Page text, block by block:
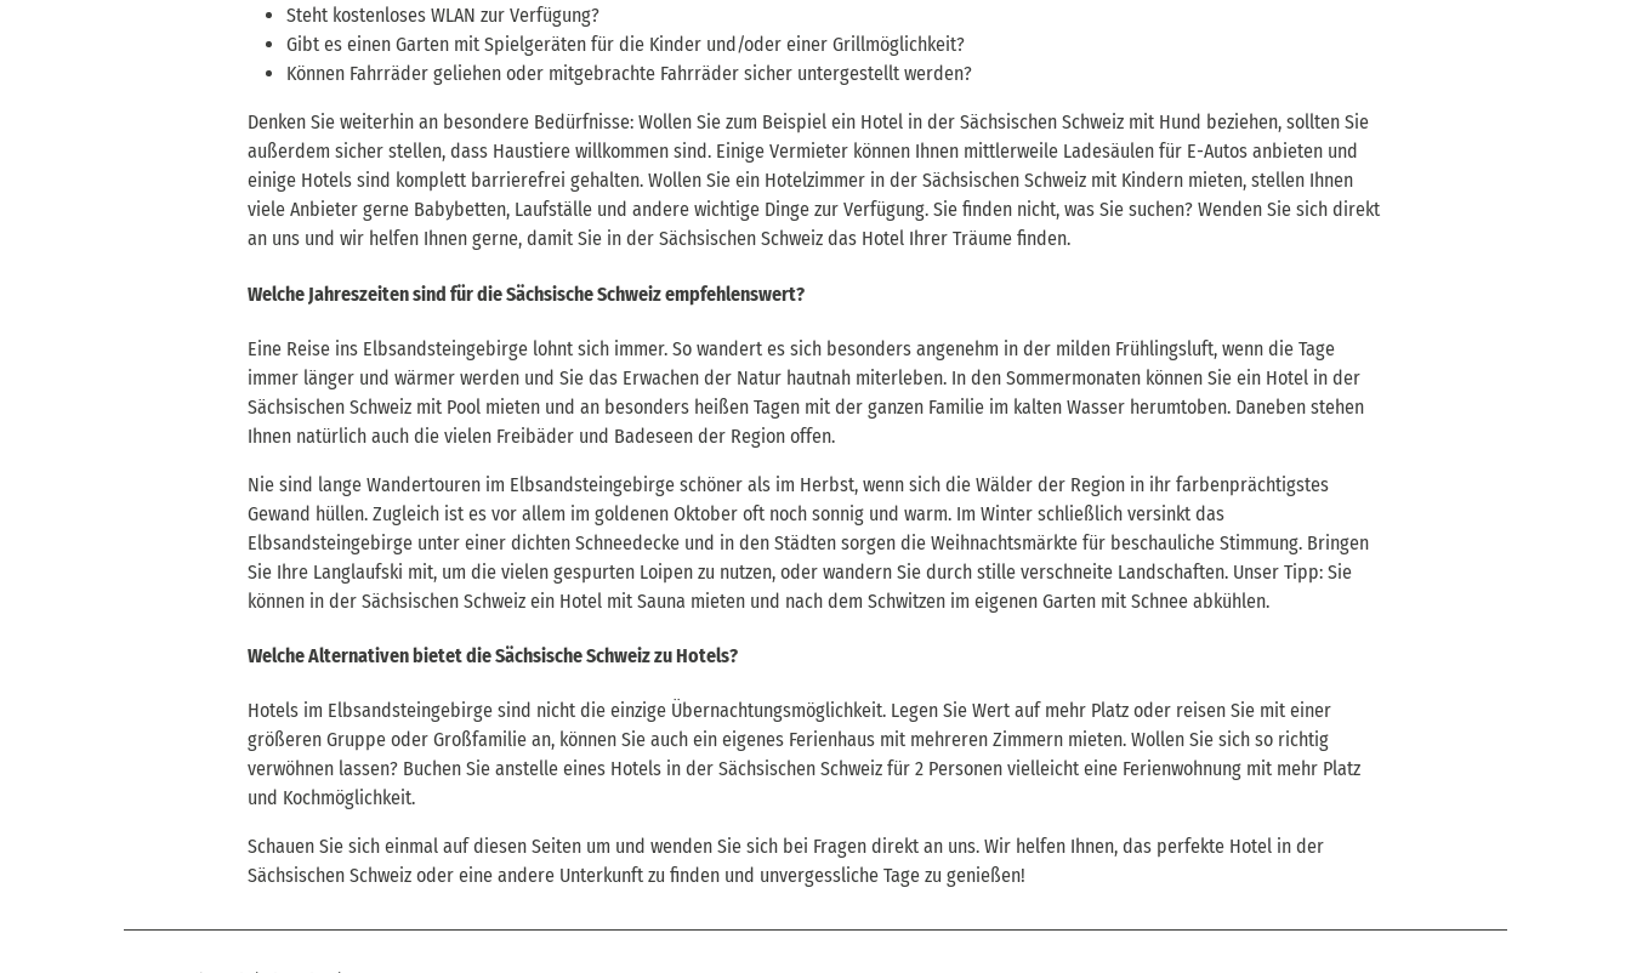
Steht kostenloses WLAN zur Verfügung?
Gibt es einen Garten mit Spielgeräten für die Kinder und/oder einer Grillmöglichkeit?
Können Fahrräder geliehen oder mitgebrachte Fahrräder sicher untergestellt werden?
Denken Sie weiterhin an besondere Bedürfnisse: Wollen Sie zum Beispiel ein Hotel in der Sächsischen Schweiz mit Hund beziehen, sollten Sie
außerdem sicher stellen, dass Haustiere willkommen sind. Einige Vermieter können Ihnen mittlerweile Ladesäulen für E-Autos anbieten und
einige Hotels sind komplett barrierefrei gehalten. Wollen Sie ein Hotelzimmer in der Sächsischen Schweiz mit Kindern mieten, stellen Ihnen
viele Anbieter gerne Babybetten, Laufställe und andere wichtige Dinge zur Verfügung. Sie finden nicht, was Sie suchen? Wenden Sie sich direkt
an uns und wir helfen Ihnen gerne, damit Sie in der Sächsischen Schweiz das Hotel Ihrer Träume finden.
Welche Jahreszeiten sind für die Sächsische Schweiz empfehlenswert?
Eine Reise ins Elbsandsteingebirge lohnt sich immer. So wandert es sich besonders angenehm in der milden Frühlingsluft, wenn die Tage
immer länger und wärmer werden und Sie das Erwachen der Natur hautnah miterleben. In den Sommermonaten können Sie ein Hotel in der
Sächsischen Schweiz mit Pool mieten und an besonders heißen Tagen mit der ganzen Familie im kalten Wasser herumtoben. Daneben stehen
Ihnen natürlich auch die vielen Freibäder und Badeseen der Region offen.
Nie sind lange Wandertouren im Elbsandsteingebirge schöner als im Herbst, wenn sich die Wälder der Region in ihr farbenprächtigstes
Gewand hüllen. Zugleich ist es vor allem im goldenen Oktober oft noch sonnig und warm. Im Winter schließlich versinkt das
Elbsandsteingebirge unter einer dichten Schneedecke und in den Städten sorgen die Weihnachtsmärkte für beschauliche Stimmung. Bringen
Sie Ihre Langlaufski mit, um die vielen gespurten Loipen zu nutzen, oder wandern Sie durch stille verschneite Landschaften. Unser Tipp: Sie
können in der Sächsischen Schweiz ein Hotel mit Sauna mieten und nach dem Schwitzen im eigenen Garten mit Schnee abkühlen.
Welche Alternativen bietet die Sächsische Schweiz zu Hotels?
Hotels im Elbsandsteingebirge sind nicht die einzige Übernachtungsmöglichkeit. Legen Sie Wert auf mehr Platz oder reisen Sie mit einer
größeren Gruppe oder Großfamilie an, können Sie auch ein eigenes Ferienhaus mit mehreren Zimmern mieten. Wollen Sie sich so richtig
verwöhnen lassen? Buchen Sie anstelle eines Hotels in der Sächsischen Schweiz für 2 Personen vielleicht eine Ferienwohnung mit mehr Platz
und Kochmöglichkeit.
Schauen Sie sich einmal auf diesen Seiten um und wenden Sie sich bei Fragen direkt an uns. Wir helfen Ihnen, das perfekte Hotel in der
Sächsischen Schweiz oder eine andere Unterkunft zu finden und unvergessliche Tage zu genießen!